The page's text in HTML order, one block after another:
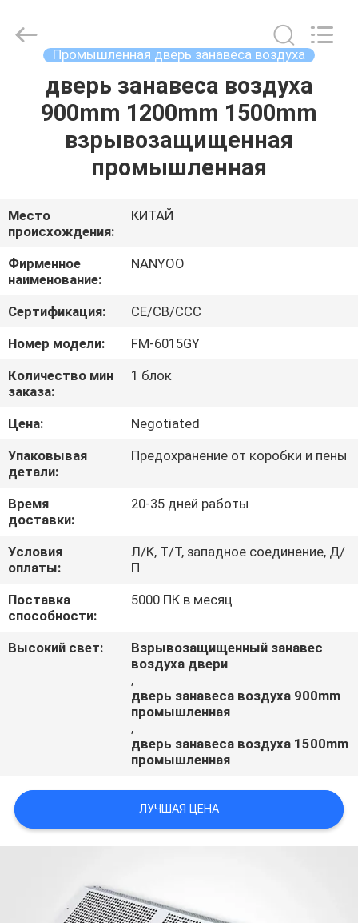
ДОМ
ПРОДУКТЫ
НАС
ПУТЕШЕСТВИЕ
ФАБРИКИ
ПРОВЕРКА
КАЧЕСТВА
СВЯЖИТЕСЬ
МЫ
НОВОСТИ
СЛУЧАИ
Copyright
ventilationductfan.com.
Промышленная дверь занавеса воздуха
дверь занавеса воздуха
900mm 1200mm 1500mm
взрывозащищенная
промышленная
Место
происхождения:
КИТАЙ
Фирменное
наименование:
NANYOO
Сертификация:
CE/CB/CCC
Номер модели:
FM-6015GY
Количество мин
заказа:
1 блок
Цена:
Negotiated
Упаковывая
детали:
Предохранение от коробки и пены
Время
доставки:
20-35 дней работы
Условия
оплаты:
Л/К, Т/Т, западное соединение, Д/
П
Поставка
способности:
5000 ПК в месяц
Высокий свет:
Взрывозащищенный занавес
воздуха двери
,
дверь занавеса воздуха 900mm
промышленная
,
дверь занавеса воздуха 1500mm
промышленная
ЛУЧШАЯ ЦЕНА